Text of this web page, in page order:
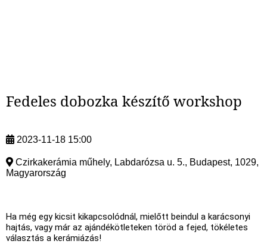
Fedeles dobozka készítő workshop
2023-11-18 15:00
Czirkakerámia műhely, Labdarózsa u. 5., Budapest, 1029,
Magyarország
Ha még egy kicsit kikapcsolódnál, mielőtt beindul a karácsonyi
hajtás, vagy már az ajándékötleteken töröd a fejed, tökéletes
választás a kerámiázás!